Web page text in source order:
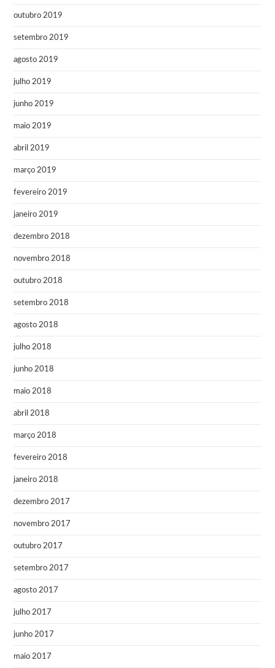
outubro 2019
setembro 2019
agosto 2019
julho 2019
junho 2019
maio 2019
abril 2019
março 2019
fevereiro 2019
janeiro 2019
dezembro 2018
novembro 2018
outubro 2018
setembro 2018
agosto 2018
julho 2018
junho 2018
maio 2018
abril 2018
março 2018
fevereiro 2018
janeiro 2018
dezembro 2017
novembro 2017
outubro 2017
setembro 2017
agosto 2017
julho 2017
junho 2017
maio 2017